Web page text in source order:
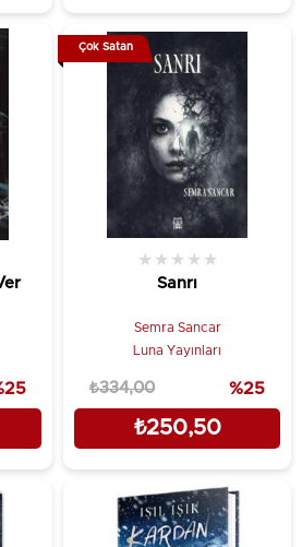
Sanrı
★ ★ ★ ★ ★
Semra Sancar
Luna Yayınları
₺250,50
₺334,00 %25
Çok Satan